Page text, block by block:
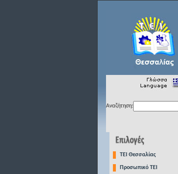
Αναζήτηση:
TEI Θεσσαλίας
Προσωπικό ΤΕΙ